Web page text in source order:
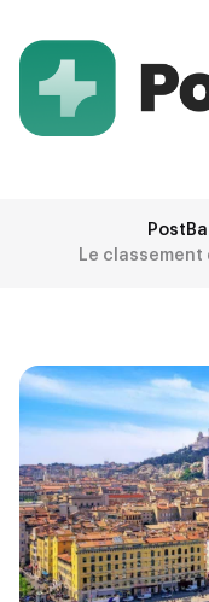
Le classement